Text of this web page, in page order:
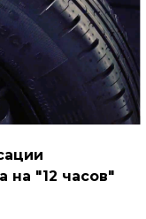
на "12 часов"